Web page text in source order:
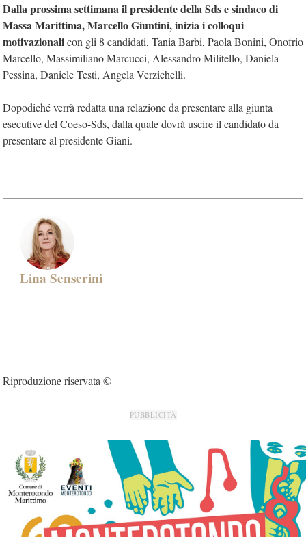
Dalla prossima settimana il presidente della Sds e sindaco di
Massa Marittima, Marcello Giuntini, inizia i colloqui
motivazionalicon gli 8 candidati, Tania Barbi, Paola Bonini, Onofrio
Marcello, Massimiliano Marcucci, Alessandro Militello, Daniela
Pessina, Daniele Testi, Angela Verzichelli.
Dopodiché verrà redatta una relazione da presentare alla giunta
esecutive del Coeso-Sds, dalla quale dovrà uscire il candidato da
presentare al presidente Giani.
Lina Senserini
Riproduzione riservata ©
PUBBLICITÀ